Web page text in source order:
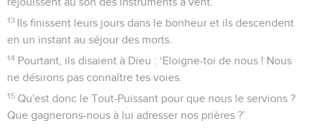
13 Ils finissent leurs jours dans le bonheur et ils descendent
en un instant au séjour des morts.
14 Pourtant, ils disaient à Dieu : ‘Eloigne-toi de nous ! Nous
ne désirons pas connaître tes voies.
15 Qu'est donc le Tout-Puissant pour que nous le servions ?
Que gagnerons-nous à lui adresser nos prières ?’